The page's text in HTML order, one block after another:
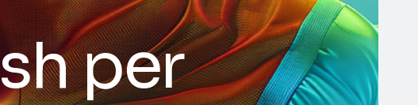
per